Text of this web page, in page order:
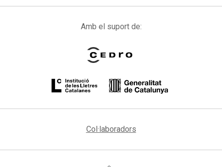
Amb el suport de:
Col·laboradors